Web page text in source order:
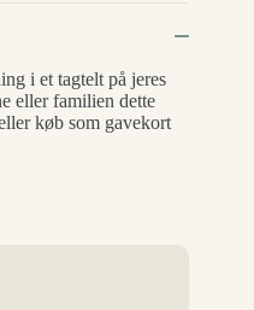
i et tagtelt på jeres
eller familien dette
køb som gavekort